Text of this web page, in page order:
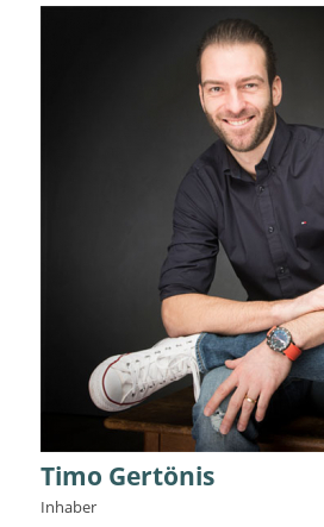
Timo Gertönis
Inhaber